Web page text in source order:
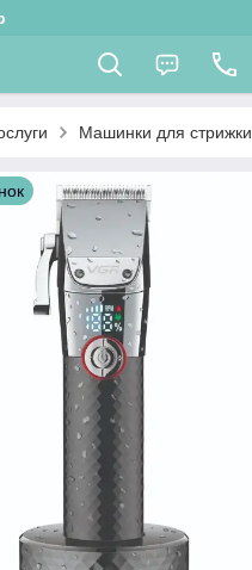
Машинки для стрижки